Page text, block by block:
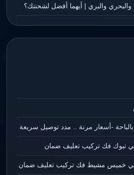
والبري | أيهما أفضل لشحنتك؟
-أسعار مرنة .. مدد توصيل سريعة
تبوك فك تركيب تعليف ضمان
خميس مشيط فك تركيب تعليف ضمان